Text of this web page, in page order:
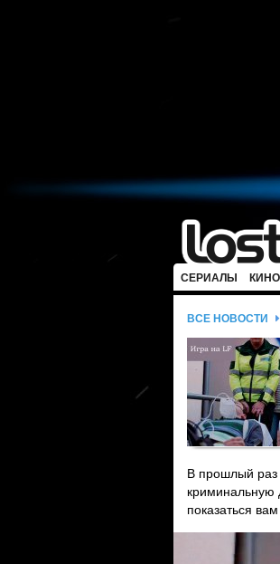
СЕРИАЛЫ КИНО
ВСЕ НОВОСТИ
В прошлый раз
криминальную
показаться